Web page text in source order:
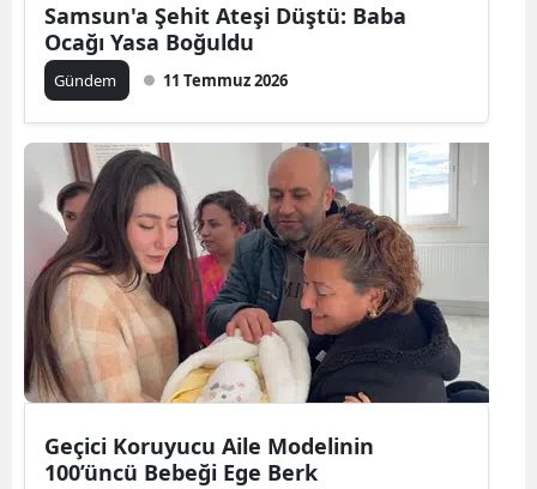
Samsun'a Şehit Ateşi Düştü: Baba
Ocağı Yasa Boğuldu
Gündem 11 Temmuz 2026
Geçici Koruyucu Aile Modelinin
100’üncü Bebeği Ege Berk